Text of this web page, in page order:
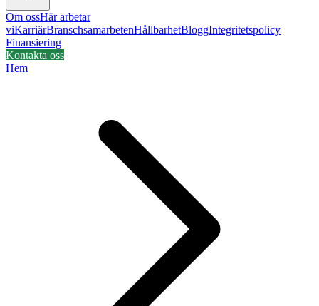
Om ossHär arbetar
viKarriärBranschsamarbetenHållbarhetBloggIntegritetspolicy
Finansiering
Kontakta oss
Hem